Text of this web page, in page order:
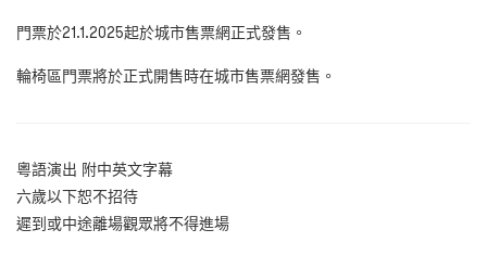
門票於21.1.2025起於城市售票網正式發售。
輪椅區門票將於正式開售時在城市售票網發售。
粵語演出 附中英文字幕
六歲以下恕不招待
遲到或中途離場觀眾將不得進場